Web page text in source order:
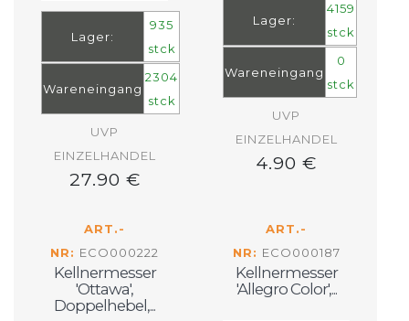
Lager:
935
stck
Wareneingang
2304
stck
UVP
EINZELHANDEL
27.90 €
Lager:
4159
stck
Wareneingang
0
stck
UVP
EINZELHANDEL
4.90 €
ART.-
NR: ECO000222
Kellnermesser
'Ottawa',
Doppelhebel,...
ART.-
NR: ECO000187
Kellnermesser
'Allegro Color',...